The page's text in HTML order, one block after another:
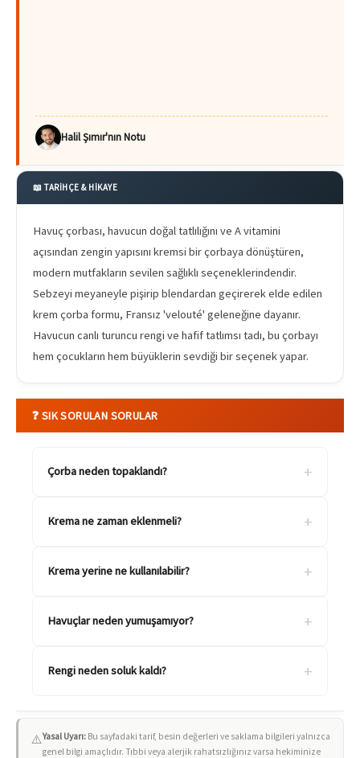
Halil Şımır'nın Notu
📖 TARİHÇE & HİKAYE
Havuç çorbası, havucun doğal tatlılığını ve A vitamini
açısından zengin yapısını kremsi bir çorbaya dönüştüren,
modern mutfakların sevilen sağlıklı seçeneklerindendir.
Sebzeyi meyaneyle pişirip blendardan geçirerek elde edilen
krem çorba formu, Fransız 'velouté' geleneğine dayanır.
Havucun canlı turuncu rengi ve hafif tatlımsı tadı, bu çorbayı
hem çocukların hem büyüklerin sevdiği bir seçenek yapar.
❓ SIK SORULAN SORULAR
Çorba neden topaklandı? +
Krema ne zaman eklenmeli? +
Krema yerine ne kullanılabilir? +
Havuçlar neden yumuşamıyor? +
Rengi neden soluk kaldı? +
⚠️Yasal Uyarı: Bu sayfadaki tarif, besin değerleri ve saklama bilgileri yalnızca
genel bilgi amaçlıdır. Tıbbi veya alerjik rahatsızlığınız varsa hekiminize